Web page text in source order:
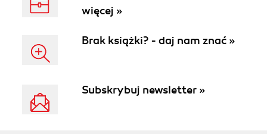
więcej »
Brak książki? - daj nam znać »
Subskrybuj newsletter »